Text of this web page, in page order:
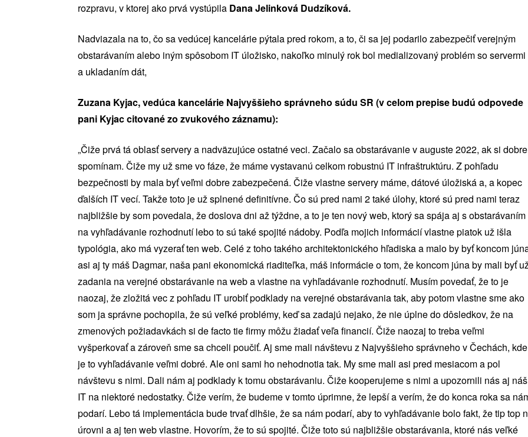
rozpravu, v ktorej ako prvá vystúpila Dana Jelinková Dudzíková.
Nadviazala na to, čo sa vedúcej kancelárie pýtala pred rokom, a to, či sa jej podarilo zabezpečiť verejným
obstarávaním alebo iným spôsobom IT úložisko, nakoľko minulý rok bol medializovaný problém so servermi
a ukladaním dát,
Zuzana Kyjac, vedúca kancelárie Najvyššieho správneho súdu SR (v celom prepise budú odpovede
pani Kyjac citované zo zvukového záznamu):
„Čiže prvá tá oblasť servery a nadväzujúce ostatné veci. Začalo sa obstarávanie v auguste 2022, ak si dobre
spomínam. Čiže my už sme vo fáze, že máme vystavanú celkom robustnú IT infraštruktúru. Z pohľadu
bezpečnosti by mala byť veľmi dobre zabezpečená. Čiže vlastne servery máme, dátové úložiská a, a kopec
ďalších IT vecí. Takže toto je už splnené definitívne. Čo sú pred nami 2 také úlohy, ktoré sú pred nami teraz
najbližšie by som povedala, že doslova dni až týždne, a to je ten nový web, ktorý sa spája aj s obstarávaním
na vyhľadávanie rozhodnutí lebo to sú také spojité nádoby. Podľa mojich informácií vlastne piatok už išla
typológia, ako má vyzerať ten web. Celé z toho takého architektonického hľadiska a malo by byť koncom
asi aj ty máš Dagmar, naša pani ekonomická riaditeľka, máš informácie o tom, že koncom júna by mali byť
zadania na verejné obstarávanie na web a vlastne na vyhľadávanie rozhodnutí. Musím povedať, že to je
naozaj, že zložitá vec z pohľadu IT urobiť podklady na verejné obstarávania tak, aby potom vlastne sme ako
som ja správne pochopila, že sú veľké problémy, keď sa zadajú nejako, že nie úplne do dôsledkov, že na
zmenových požiadavkách si de facto tie firmy môžu žiadať veľa financií. Čiže naozaj to treba veľmi
vyšperkovať a zároveň sme sa chceli poučiť. Aj sme mali návštevu z Najvyššieho správneho v Čechách, kde
je to vyhľadávanie veľmi dobré. Ale oni sami ho nehodnotia tak. My sme mali asi pred mesiacom a pol
návštevu s nimi. Dali nám aj podklady k tomu obstarávaniu. Čiže kooperujeme s nimi a upozornili nás aj náš
IT na niektoré nedostatky. Čiže verím, že budeme v tomto úprimne, že lepší a verím, že do konca roka sa
podarí. Lebo tá implementácia bude trvať dlhšie, že sa nám podarí, aby to vyhľadávanie bolo fakt, že tip top
úrovni a aj ten web vlastne. Hovorím, že to sú spojité. Čiže toto sú najbližšie obstarávania, ktoré nás veľké